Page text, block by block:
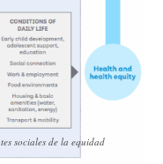
sociales de la equidad